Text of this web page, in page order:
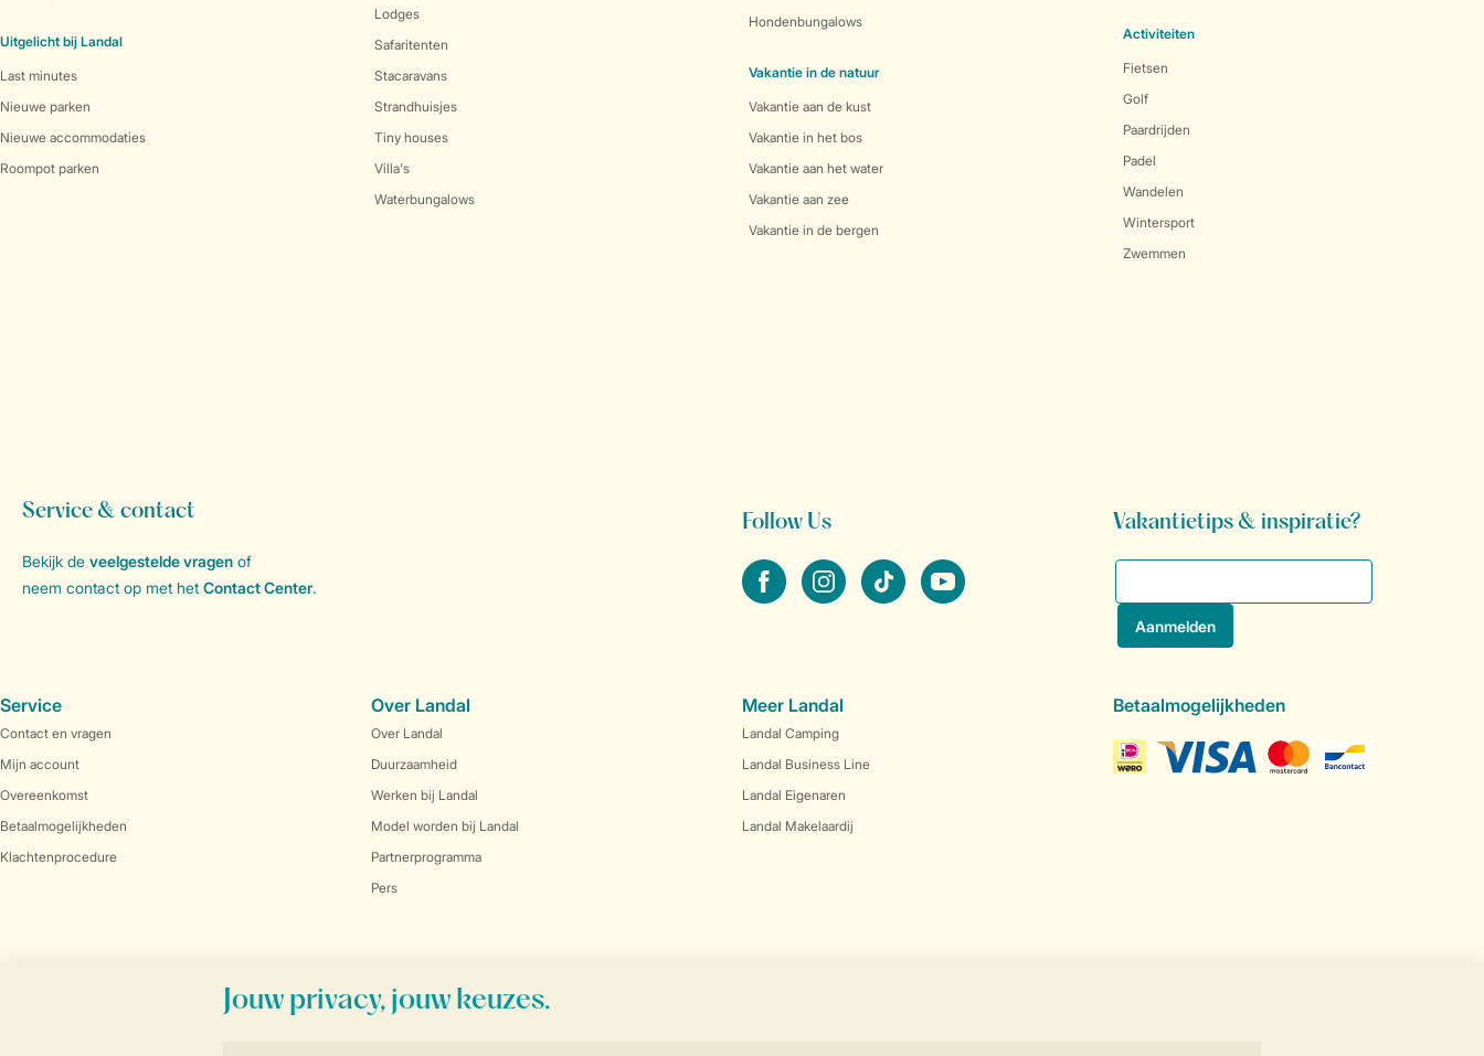
Veilig en snel online boeken
Uitgelicht bij Landal
Last minutes
Nieuwe parken
Nieuwe accommodaties
Roompot parken
Lodges
Safaritenten
Stacaravans
Strandhuisjes
Tiny houses
Villa's
Waterbungalows
Hondenbungalows
Vakantie in de natuur
Vakantie aan de kust
Vakantie in het bos
Vakantie aan het water
Vakantie aan zee
Vakantie in de bergen
Activiteiten
Fietsen
Golf
Paardrijden
Padel
Wandelen
Wintersport
Zwemmen
Service & contact
Bekijk de veelgestelde vragen of
neem contact op met het Contact Center.
Follow Us
facebookinstagramtiktok youtube
Vakantietips & inspiratie?
Service
Contact en vragen
Mijn account
Overeenkomst
Betaalmogelijkheden
Klachtenprocedure
Over Landal
Over Landal
Duurzaamheid
Werken bij Landal
Model worden bij Landal
Partnerprogramma
Pers
Meer Landal
Landal Camping
Landal Business Line
Landal Eigenaren
Landal Makelaardij
Betaalmogelijkheden